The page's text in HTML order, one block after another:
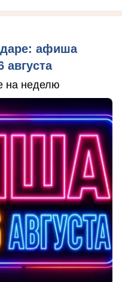
афиша
августа
на неделю